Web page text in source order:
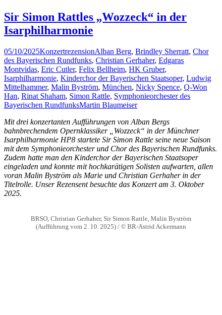
Sir Simon Rattles „Wozzeck“ in der
Isarphilharmonie
05/10/2025KonzertrezensionAlban Berg, Brindley Sherratt, Chor
des Bayerischen Rundfunks, Christian Gerhaher, Edgaras
Montvidas, Eric Cutler, Felix Bellheim, HK Gruber,
Isarphilharmonie, Kinderchor der Bayerischen Staatsoper, Ludwig
Mittelhammer, Malin Byström, München, Nicky Spence, Q-Won
Han, Rinat Shaham, Simon Rattle, Symphonieorchester des
Bayerischen RundfunksMartin Blaumeiser
Mit drei konzertanten Aufführungen von Alban Bergs
bahnbrechendem Opernklassiker „Wozzeck“ in der Münchner
Isarphilharmonie HP8 startete Sir Simon Rattle seine neue Saison
mit dem Symphonieorchester und Chor des Bayerischen Rundfunks.
Zudem hatte man den Kinderchor der Bayerischen Staatsoper
eingeladen und konnte mit hochkarätigen Solisten aufwarten, allen
voran Malin Byström als Marie und Christian Gerhaher in der
Titelrolle. Unser Rezensent besuchte das Konzert am 3. Oktober
2025.
BRSO, Christian Gerhaher, Sir Simon Rattle, Malin Byström
(Aufführung vom 2. 10. 2025) / © BR-Astrid Ackermann